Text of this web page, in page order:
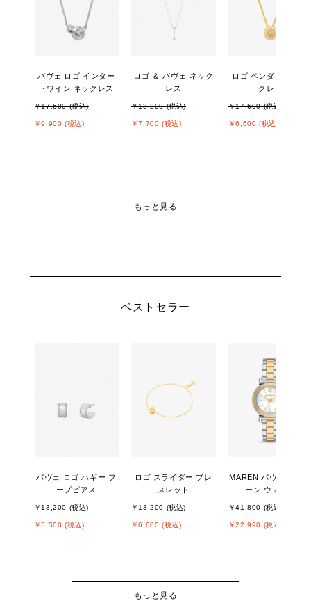
パヴェ ロゴ インター
トワイン ネックレス
￥17,600 (税込)
￥9,900 (税込)
ロゴ ＆ パヴェ ネック
レス
￥13,200 (税込)
￥7,700 (税込)
ロゴ ペンダント ネッ
クレス
￥17,600 (税込)
￥6,600 (税込)
もっと見る
ベストセラー
パヴェ ロゴ ハギー フ
ープピアス
￥13,200 (税込)
￥5,500 (税込)
ロゴ スライダー ブレ
スレット
￥13,200 (税込)
￥6,600 (税込)
MAREN パヴェ ツー
ーン ウォッチ
￥41,800 (税込)
￥22,990 (税込)
もっと見る